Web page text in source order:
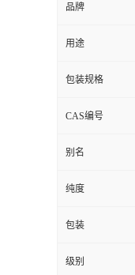
品牌
用途
包装规格
CAS编号
别名
纯度
包装
级别